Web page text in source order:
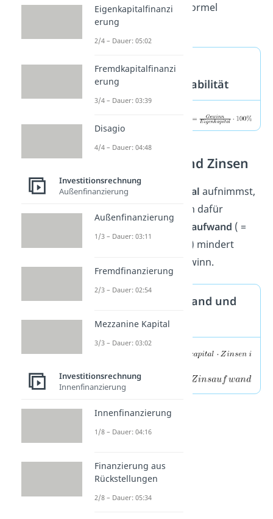
kannst du folgende Formel
verwenden:
Formel
Eigenkapitalrentabilität
Fremdkapital und Zinsen
Wenn du Fremdkapital aufnimmst,
dann musst du Zinsen dafür
bezahlen. DieserZinsaufwand ( =
Fremdkapitalrendite
) mindert
wiederum deinen Gewinn.
Formel Zinsaufwand und
Gewinn
Eigenkapitalfinanzi
erung
2/4 – Dauer: 05:02
Fremdkapitalfinanzi
erung
3/4 – Dauer: 03:39
Disagio
4/4 – Dauer: 04:48
Investitionsrechnung
Außenfinanzierung
Außenfinanzierung
1/3 – Dauer: 03:11
Fremdfinanzierung
2/3 – Dauer: 02:54
Mezzanine Kapital
3/3 – Dauer: 03:02
Investitionsrechnung
Innenfinanzierung
Innenfinanzierung
1/8 – Dauer: 04:16
Finanzierung aus
Rückstellungen
2/8 – Dauer: 05:34